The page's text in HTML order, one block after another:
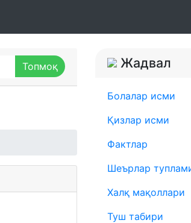
Жадвал
Болалар исми
Қизлар исми
Фактлар
Шеърлар
Халқ мақоллари
Туш табири